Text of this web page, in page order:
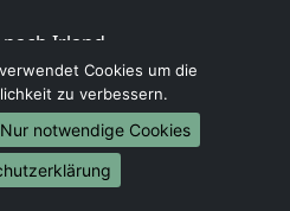
Irland
nach Lettland
nach Zypern
Kroatien
nach Estland
Finnland
Cookies um die
zu verbessern.
Nur notwendige Cookies